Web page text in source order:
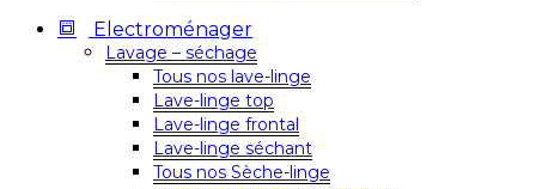
Electroménager
Lavage – séchage
Tous nos lave-linge
Lave-linge top
Lave-linge frontal
Lave-linge séchant
Tous nos Sèche-linge